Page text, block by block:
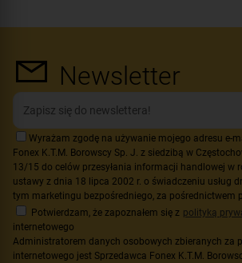
Newsletter
Wyrażam zgodę na używanie mojego adresu e-
Fonex K.T.M. Borowscy Sp. J. z siedzibą w
13/15 do celów przesyłania informacji handlowej w
ustawy z dnia 18 lipca 2002 r. o świadczeniu usług
tym marketingu bezpośredniego, za pośrednictwem
Potwierdzam, że zapoznałem się z polityką
internetowego
Administratorem danych osobowych zbieranych za
internetowego jest Sprzedawca Fonex K.T.M.